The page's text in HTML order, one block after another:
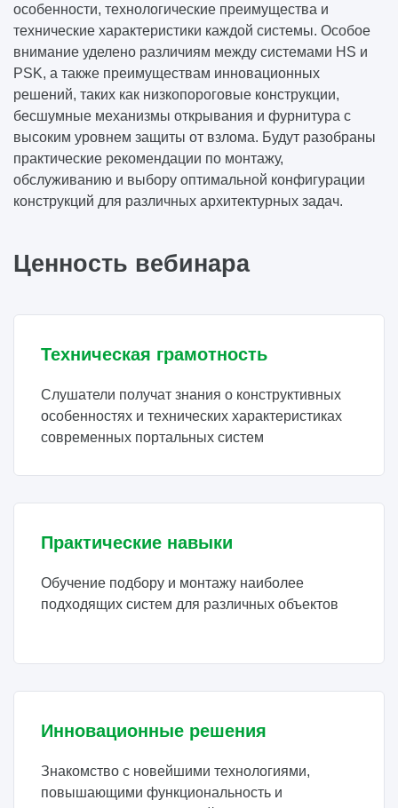
особенности, технологические преимущества и
технические характеристики каждой системы. Особое
внимание уделено различиям между системами HS и
PSK, а также преимуществам инновационных
решений, таких как низкопороговые конструкции,
бесшумные механизмы открывания и фурнитура с
высоким уровнем защиты от взлома. Будут разобраны
практические рекомендации по монтажу,
обслуживанию и выбору оптимальной конфигурации
конструкций для различных архитектурных задач.
Ценность вебинара
Техническая грамотность
Слушатели получат знания о конструктивных
особенностях и технических характеристиках
современных портальных систем
Практические навыки
Обучение подбору и монтажу наиболее
подходящих систем для различных объектов
Инновационные решения
Знакомство с новейшими технологиями,
повышающими функциональность и